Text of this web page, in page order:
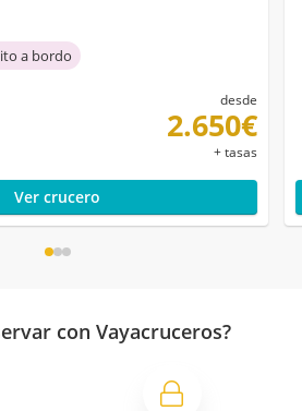
a bordo
desde
2.650€
+ tasas
Ver crucero
con Vayacruceros?